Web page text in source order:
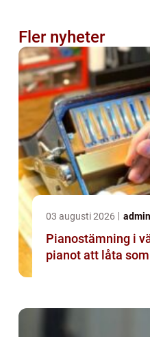
Fler nyheter
03 augusti 2026 admin
Pianostämning i
pianot att låta